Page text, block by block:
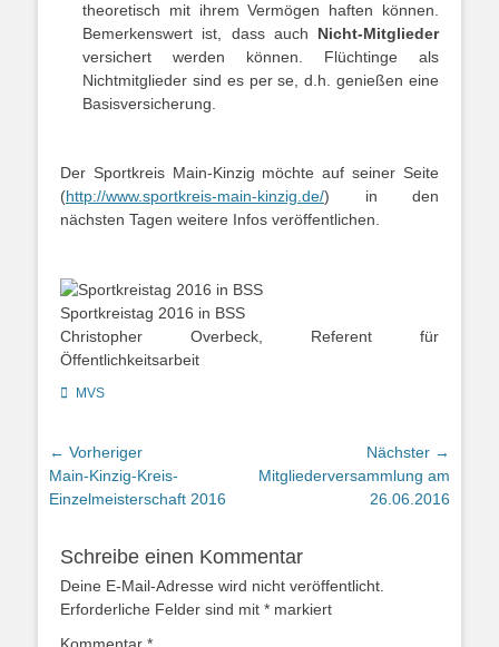
theoretisch mit ihrem Vermögen haften können.
Bemerkenswert ist, dass auch Nicht-Mitglieder
versichert werden können. Flüchtinge als
Nichtmitglieder sind es per se, d.h. genießen eine
Basisversicherung.
Der Sportkreis Main-Kinzig möchte auf seiner Seite
(http://www.sportkreis-main-kinzig.de/) in den
nächsten Tagen weitere Infos veröffentlichen.
Sportkreistag 2016 in BSS
Christopher Overbeck, Referent für
Öffentlichkeitsarbeit
Kategorien
MVS
Beitragsnavigation
← Vorheriger
Vorheriger
Beitrag:
Main-Kinzig-Kreis-
Einzelmeisterschaft 2016
Nächster →
Nächster
Mitgliederversammlung am
26.06.2016
Schreibe einen Kommentar
Deine E-Mail-Adresse wird nicht veröffentlicht.
Erforderliche Felder sind mit * markiert